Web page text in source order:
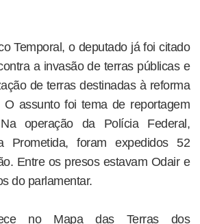
Temporal, o deputado já foi citado
a invasão de terras públicas e
de terras destinadas à reforma
O assunto foi tema de reportagem
operação da Polícia Federal,
Prometida, foram expedidos 52
Entre os presos estavam Odair e
do parlamentar.
no Mapa das Terras dos